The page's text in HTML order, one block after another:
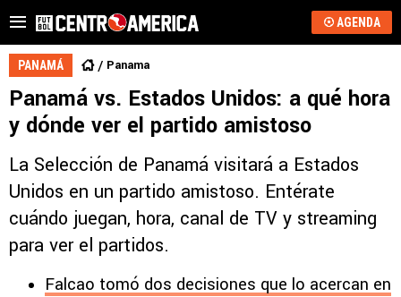
AGENDA
PANAMÁ Panama
Panamá vs. Estados Unidos: a qué hora
y dónde ver el partido amistoso
La Selección de Panamá visitará a Estados
Unidos en un partido amistoso. Entérate
cuándo juegan, hora, canal de TV y streaming
para ver el partidos.
Falcao tomó dos decisiones que lo acercan en